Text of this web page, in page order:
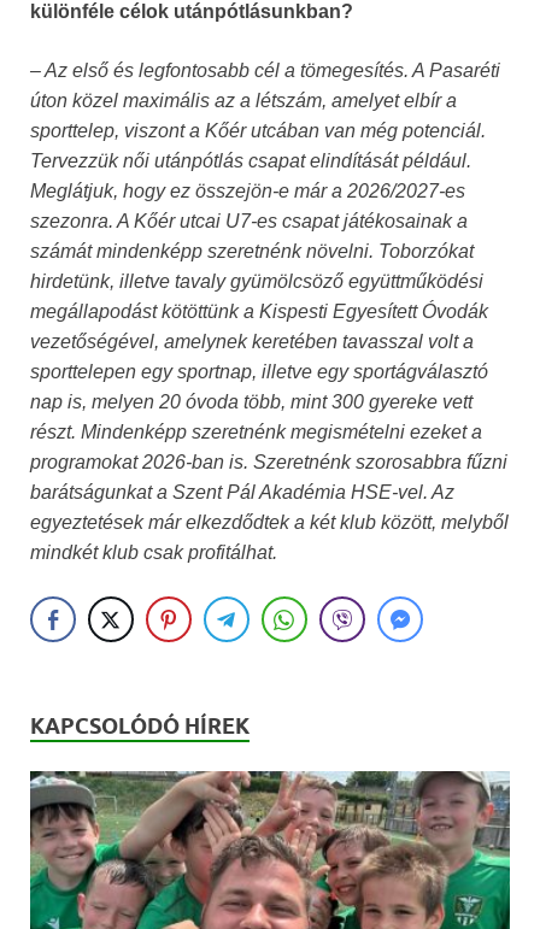
különféle célok utánpótlásunkban?
– Az első és legfontosabb cél a tömegesítés. A Pasaréti
úton közel maximális az a létszám, amelyet elbír a
sporttelep, viszont a Kőér utcában van még potenciál.
Tervezzük női utánpótlás csapat elindítását például.
Meglátjuk, hogy ez összejön-e már a 2026/2027-es
szezonra. A Kőér utcai U7-es csapat játékosainak a
számát mindenképp szeretnénk növelni. Toborzókat
hirdetünk, illetve tavaly gyümölcsöző együttműködési
megállapodást kötöttünk a Kispesti Egyesített Óvodák
vezetőségével, amelynek keretében tavasszal volt a
sporttelepen egy sportnap, illetve egy sportágválasztó
nap is, melyen 20 óvoda több, mint 300 gyereke vett
részt. Mindenképp szeretnénk megismételni ezeket a
programokat 2026-ban is. Szeretnénk szorosabbra fűzni
barátságunkat a Szent Pál Akadémia HSE-vel. Az
egyeztetések már elkezdődtek a két klub között, melyből
mindkét klub csak profitálhat.
KAPCSOLÓDÓ HÍREK